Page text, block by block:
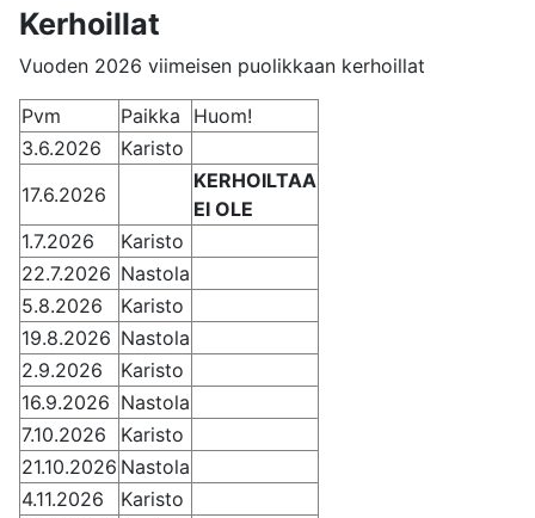
Kerhoillat
Vuoden 2026 viimeisen puolikkaan kerhoillat
Pvm Paikka
Huom!
3.6.2026
Karisto
17.6.2026
KERHOILTAA
EI OLE
1.7.2026
Karisto
22.7.2026 Nastola
5.8.2026
Karisto
19.8.2026 Nastola
2.9.2026
Karisto
16.9.2026 Nastola
7.10.2026
Karisto
21.10.2026 Nastola
4.11.2026
Karisto